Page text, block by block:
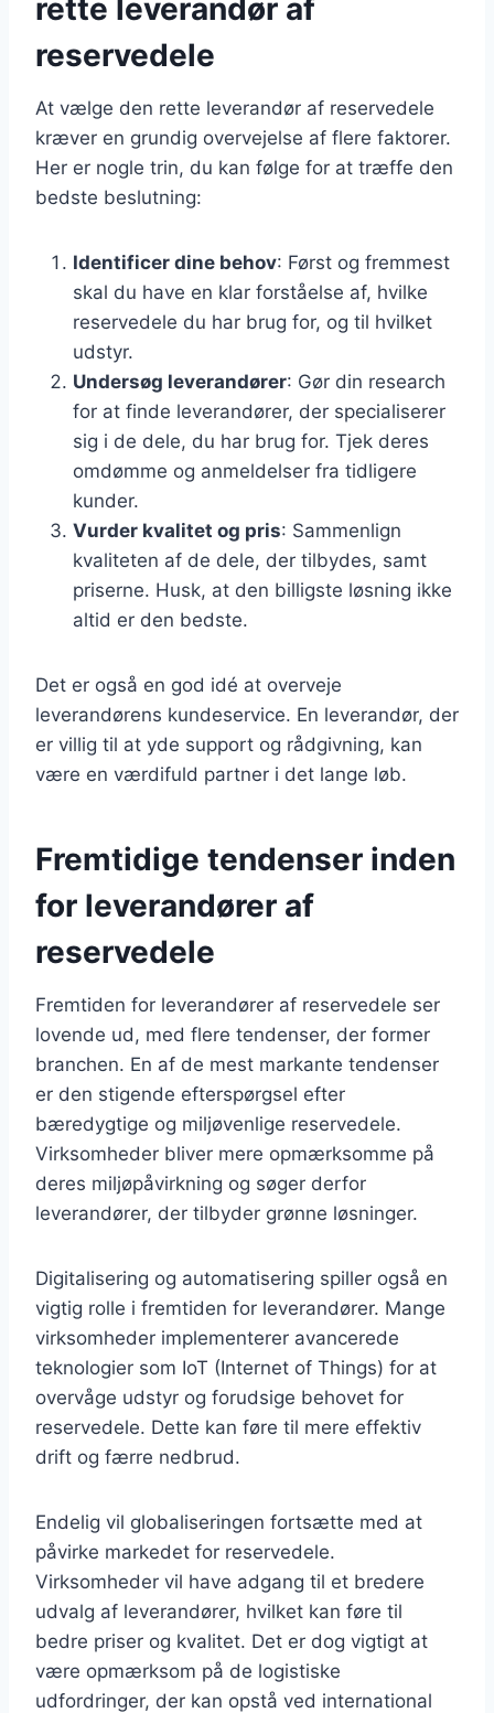
rette leverandør af
reservedele
At vælge den rette leverandør af reservedele
kræver en grundig overvejelse af flere faktorer.
Her er nogle trin, du kan følge for at træffe den
bedste beslutning:
Identificer dine behov: Først og fremmest
skal du have en klar forståelse af, hvilke
reservedele du har brug for, og til hvilket
udstyr.
Undersøg leverandører: Gør din research
for at finde leverandører, der specialiserer
sig i de dele, du har brug for. Tjek deres
omdømme og anmeldelser fra tidligere
kunder.
Vurder kvalitet og pris: Sammenlign
kvaliteten af de dele, der tilbydes, samt
priserne. Husk, at den billigste løsning ikke
altid er den bedste.
Det er også en god idé at overveje
leverandørens kundeservice. En leverandør, der
er villig til at yde support og rådgivning, kan
være en værdifuld partner i det lange løb.
Fremtidige tendenser inden
for leverandører af
reservedele
Fremtiden for leverandører af reservedele ser
lovende ud, med flere tendenser, der former
branchen. En af de mest markante tendenser
er den stigende efterspørgsel efter
bæredygtige og miljøvenlige reservedele.
Virksomheder bliver mere opmærksomme på
deres miljøpåvirkning og søger derfor
leverandører, der tilbyder grønne løsninger.
Digitalisering og automatisering spiller også en
vigtig rolle i fremtiden for leverandører. Mange
virksomheder implementerer avancerede
teknologier som IoT (Internet of Things) for at
overvåge udstyr og forudsige behovet for
reservedele. Dette kan føre til mere effektiv
drift og færre nedbrud.
Endelig vil globaliseringen fortsætte med at
påvirke markedet for reservedele.
Virksomheder vil have adgang til et bredere
udvalg af leverandører, hvilket kan føre til
bedre priser og kvalitet. Det er dog vigtigt at
være opmærksom på de logistiske
udfordringer, der kan opstå ved international